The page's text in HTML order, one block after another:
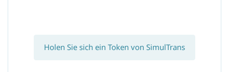
Holen Sie sich ein Token von SimulTrans